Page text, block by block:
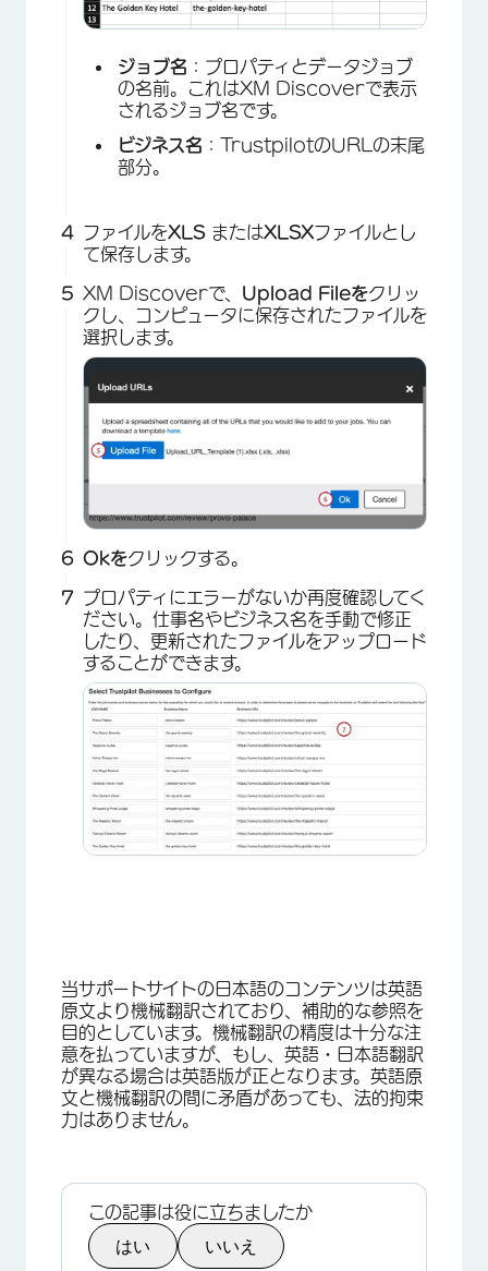
×
ジョブ名 ：プロパティとデータジョブ
の名前。これはXM Discoverで表示
されるジョブ名です。
ビジネス名 ：TrustpilotのURLの末尾
部分。
ファイルをXLS またはXLSXファイルとし
て保存します。
XM Discoverで、 Upload Fileをクリッ
クし、コンピュータに保存されたファイルを
選択します。
Okをクリックする。
プロパティにエラーがないか再度確認してく
ださい。仕事名やビジネス名を手動で修正
したり、更新されたファイルをアップロード
することができます。
当サポートサイトの日本語のコンテンツは英語
原文より機械翻訳されており、補助的な参照を
目的としています。機械翻訳の精度は十分な注
意を払っていますが、もし、英語・日本語翻訳
が異なる場合は英語版が正となります。英語原
文と機械翻訳の間に矛盾があっても、法的拘束
力はありません。
この記事は役に立ちましたか
はい いいえ